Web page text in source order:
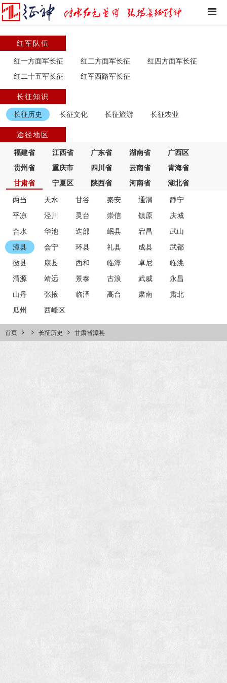
红军队伍
红一方面军长征 红二方面军长征
红四方面军长征
红二十五军长征
红军西路军长征
长征知识
长征历史 长征文化 长征旅游 长征农业
途径地区
福建省 江西省 广东省 湖南省
广西区
贵州省
重庆市 四川省 云南省
青海省
甘肃省
宁夏区 陕西省 河南省 湖北省
两当 天水 甘谷 秦安 通渭
静宁
平凉
泾川 灵台 崇信 镇原
庆城
合水
华池 迭部 岷县 宕昌
武山
漳县
会宁 环县 礼县 成县
武都
徽县
康县 西和 临潭 卓尼
临洮
渭源
靖远 景泰 古浪 武威
永昌
山丹
张掖 临泽 高台 肃南
肃北
瓜州
西峰区
首页 长征历史 甘肃省漳县